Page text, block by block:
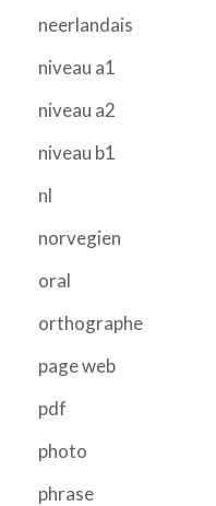
neerlandais
niveau a1
niveau a2
niveau b1
nl
norvegien
oral
orthographe
page web
pdf
photo
phrase